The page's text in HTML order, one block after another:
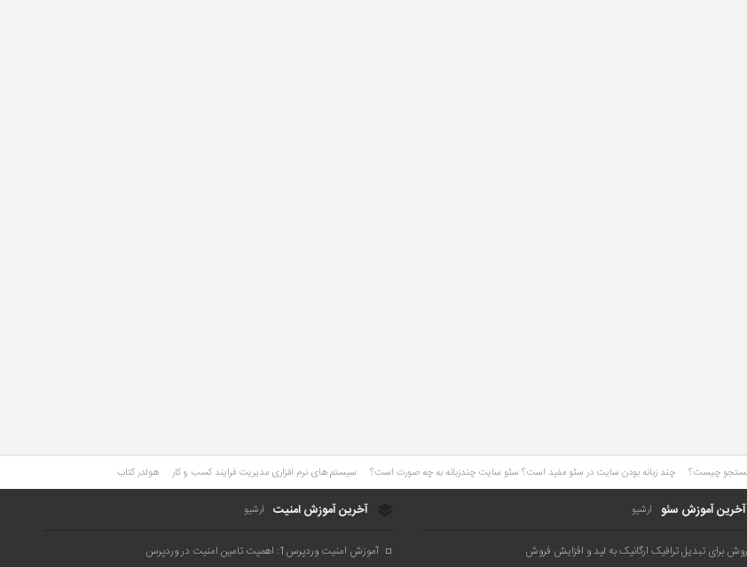
چند زبانه بودن سایت در سئو مفید است؟ سئو سایت چندزبانه به چه صورت است؟ سیستم های نرم افزاری مدیریت فرایند کسب و کار هولدر کتاب
آخرین آموزش سئو آرشیو آخرین آموزش امنیت آرشیو
آموزش امنیت وردپرس1: اهمیت تامین امنیت در وردپرس